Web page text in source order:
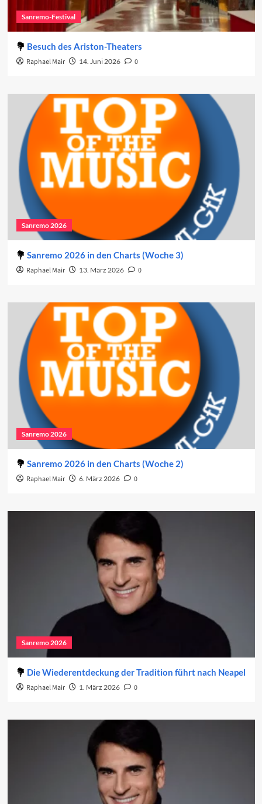
Sanremo-Festival
Besuch des Ariston-Theaters
Raphael Mair 14. Juni 2026 0
Sanremo 2026
Sanremo 2026 in den Charts (Woche 3)
Raphael Mair 13. März 2026 0
Sanremo 2026
Sanremo 2026 in den Charts (Woche 2)
Raphael Mair 6. März 2026 0
Sanremo 2026
Die Wiederentdeckung der Tradition führt nach Neapel
Raphael Mair 1. März 2026 0